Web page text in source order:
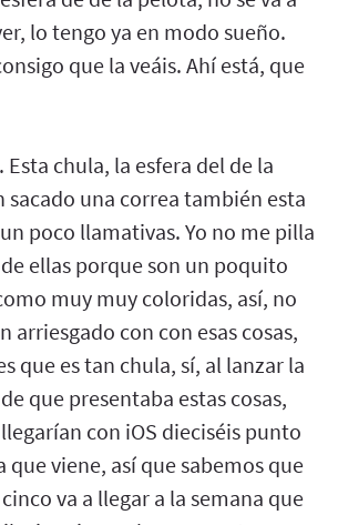
lo tengo ya en modo sueño.
que la veáis. Ahí está, que
Esta chula, la esfera del de la
sacado una correa también esta
poco llamativas. Yo no me pilla
ellas porque son un poquito
muy muy coloridas, así, no
arriesgado con con esas cosas,
que es tan chula, sí, al lanzar la
que presentaba estas cosas,
con iOS dieciséis punto
que viene, así que sabemos que
va a llegar a la semana que